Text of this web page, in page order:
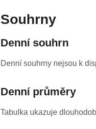
Souhrny
Denní souhrn
Denní souhrny nejsou k
Denní průměry
Tabulka ukazuje